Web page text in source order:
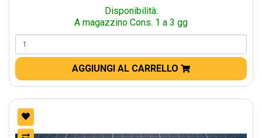
Disponibilità:
A magazzino Cons. 1 a 3 gg
AGGIUNGI AL CARRELLO